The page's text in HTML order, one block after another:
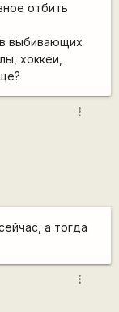
отбить
выбивающих
хоккеи,
more_vert
а тогда
more_vert